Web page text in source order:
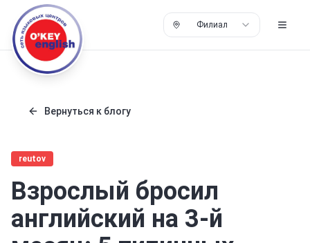
Филиал
Вернуться к блогу
reutov
Взрослый бросил
английский на 3-й